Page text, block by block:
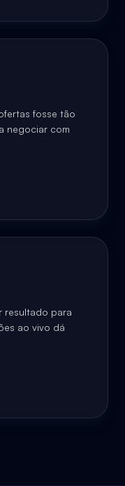
fosse tão
negociar com
resultado para
ao vivo dá